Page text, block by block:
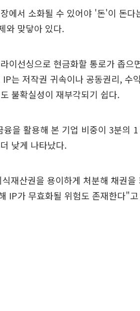
에서 소화될 수 있어야 '돈'이 돈다
와 맞닿아 있다.
이선싱으로 현금화할 통로가 좁으
는 저작권 귀속이나 공동권리, 수
불확실성이 재부각되기 쉽다.
을 활용해 본 기업 비중이 3분의
낮게 나타났다.
재산권을 용이하게 처분해 채권을
IP가 무효화될 위험도 존재한다"